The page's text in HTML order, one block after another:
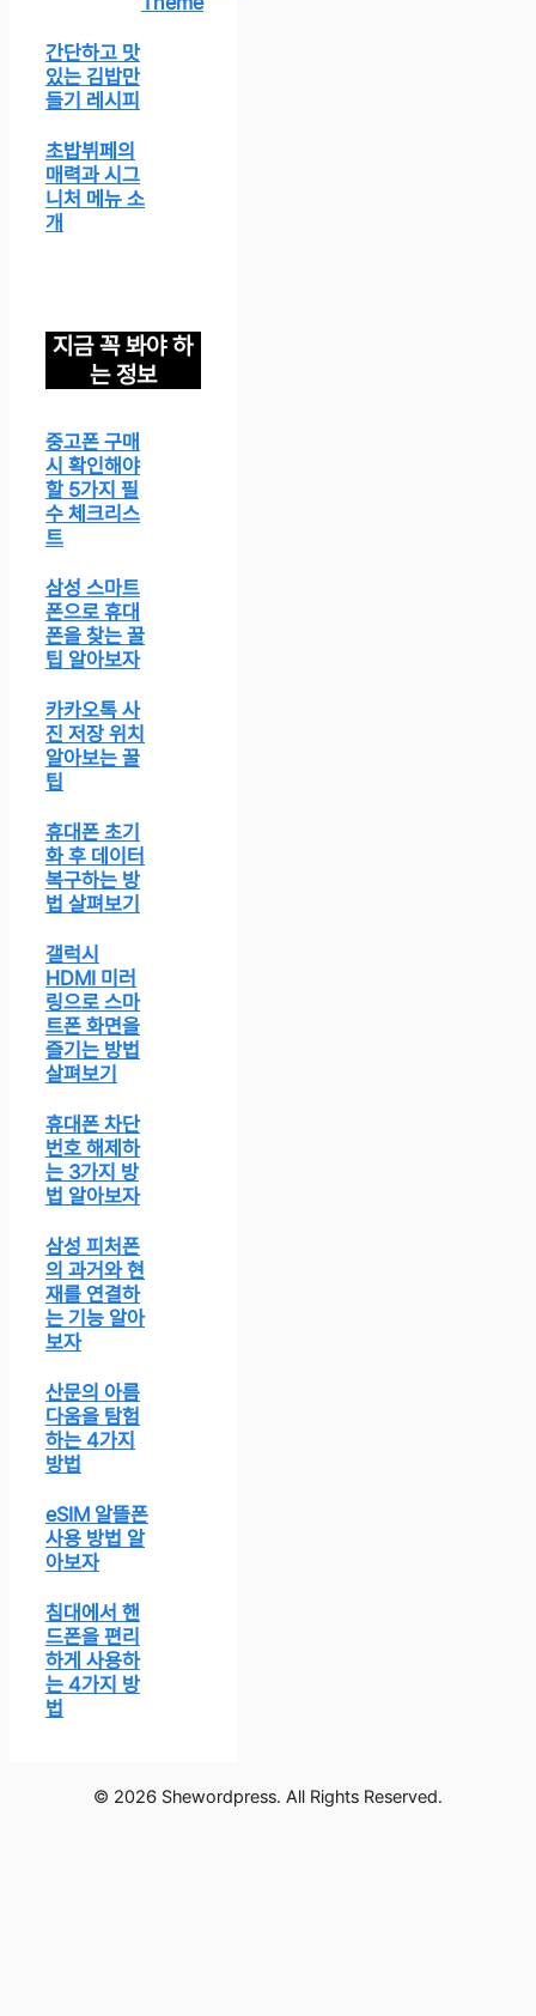
간단하고 맛
있는 김밥만
들기 레시피
초밥뷔페의
매력과 시그
니처 메뉴 소
개
지금 꼭 봐야 하
는 정보
중고폰 구매
시 확인해야
할 5가지 필
수 체크리스
트
삼성 스마트
폰으로 휴대
폰을 찾는 꿀
팁 알아보자
카카오톡 사
진 저장 위치
알아보는 꿀
팁
휴대폰 초기
화 후 데이터
복구하는 방
법 살펴보기
갤럭시
HDMI 미러
링으로 스마
트폰 화면을
즐기는 방법
살펴보기
휴대폰 차단
번호 해제하
는 3가지 방
법 알아보자
삼성 피처폰
의 과거와 현
재를 연결하
는 기능 알아
보자
산문의 아름
다움을 탐험
하는 4가지
방법
eSIM 알뜰폰
사용 방법 알
아보자
침대에서 핸
드폰을 편리
하게 사용하
는 4가지 방
법
© 2026 Shewordpress. All Rights Reserved.